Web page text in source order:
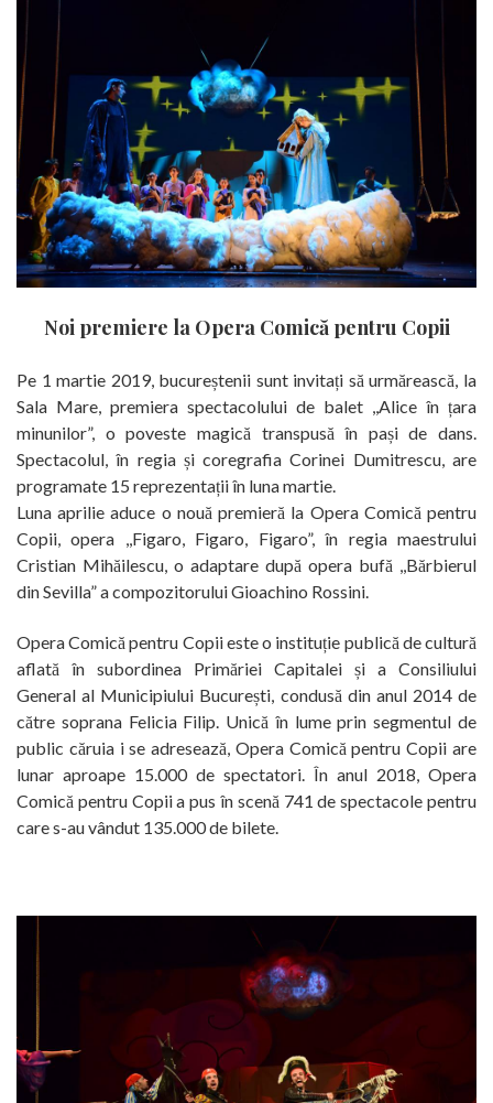
Noi premiere la Opera Comică pentru Copii
Pe 1 martie 2019, bucureștenii sunt invitați să urmărească, la
Sala Mare, premiera spectacolului de balet ,,Alice în țara
minunilor”, o poveste magică transpusă în pași de dans.
Spectacolul, în regia și coregrafia Corinei Dumitrescu, are
programate 15 reprezentații în luna martie.
Luna aprilie aduce o nouă premieră la Opera Comică pentru
Copii, opera ,,Figaro, Figaro, Figaro”, în regia maestrului
Cristian Mihăilescu, o adaptare după opera bufă ,,Bărbierul
din Sevilla” a compozitorului Gioachino Rossini.
Opera Comică pentru Copii este o instituție publică de cultură
aflată în subordinea Primăriei Capitalei și a Consiliului
General al Municipiului București, condusă din anul 2014 de
către soprana Felicia Filip. Unică în lume prin segmentul de
public căruia i se adresează, Opera Comică pentru Copii are
lunar aproape 15.000 de spectatori. În anul 2018, Opera
Comică pentru Copii a pus în scenă 741 de spectacole pentru
care s-au vândut 135.000 de bilete.